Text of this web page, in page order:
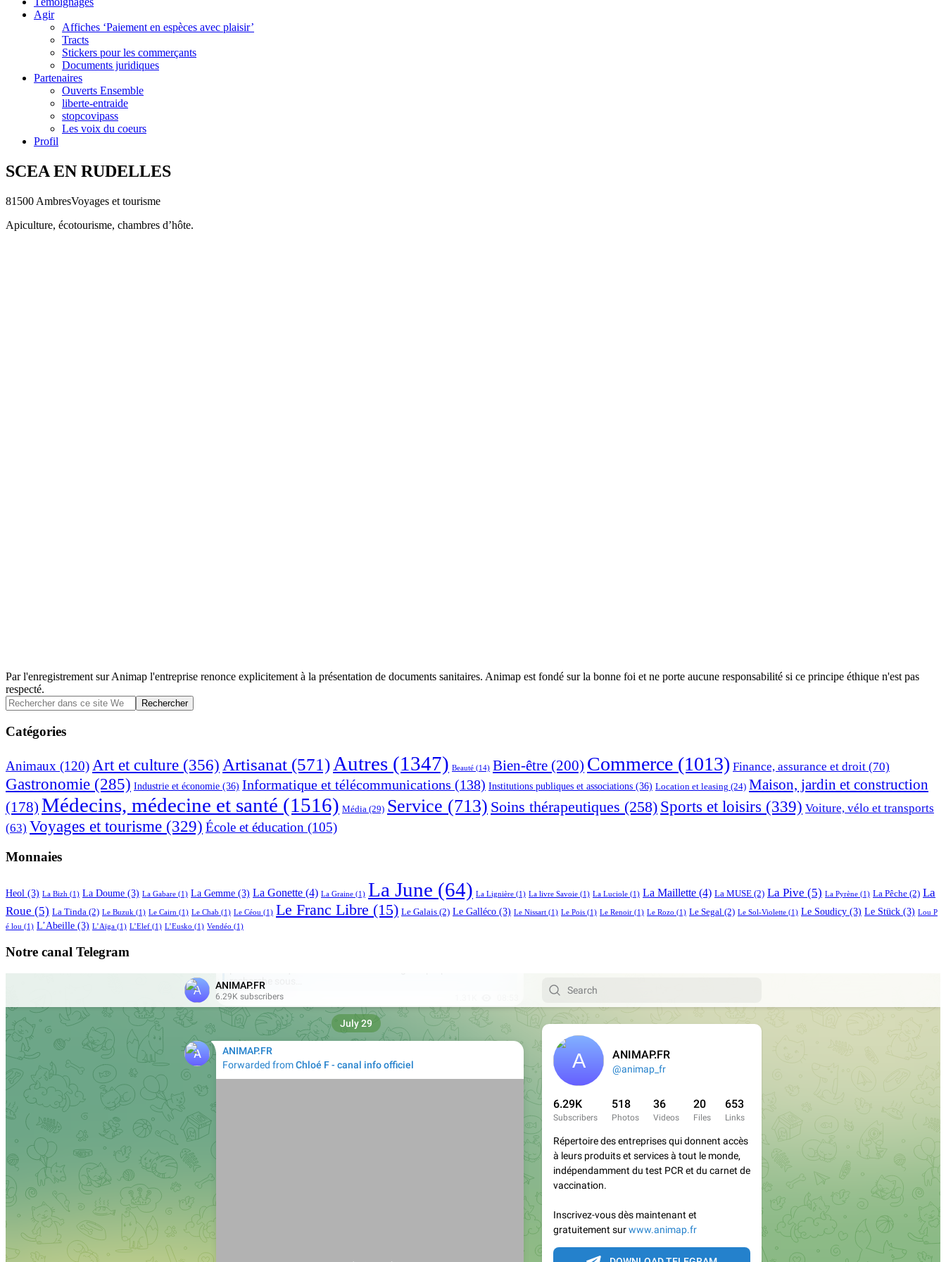
Agir
Affiches ‘Paiement en espèces avec plaisir’
Tracts
Stickers pour les commerçants
Documents juridiques
Partenaires
Ouverts Ensemble
liberte-entraide
stopcovipass
Les voix du coeurs
Profil
SCEA EN RUDELLES
81500 AmbresVoyages et tourisme
Apiculture, écotourisme, chambres d’hôte.
Par l'enregistrement sur Animap l'entreprise renonce explicitement à la présentation de documents sanitaires. Animap est fondé sur la bonne foi et ne porte aucune responsabilité si ce principe éthique n'est pas
respecté.
Barre
latérale
principale
Rechercher
dans
ce
site
Catégories
Animaux (120)Art et culture (356) Artisanat (571) Autres (1347) Beauté (14) Bien-être (200) Commerce (1013) Finance, assurance et droit (70)
Gastronomie (285) Industrie et économie (36) Informatique et télécommunications (138) Institutions publiques et associations (36) Location et leasing (24) Maison, jardin et construction
(178) Médecins, médecine et santé (1516) Média (29) Service (713) Soins thérapeutiques (258) Sports et loisirs (339) Voiture, vélo et transports
(63) Voyages et tourisme (329) École et éducation (105)
Monnaies
Heol (3) La Bizh (1) La Doume (3) La Gabare (1) La Gemme (3) La Gonette (4) La Graine (1) La June (64) La Lignière (1) La livre Savoie (1) La Luciole (1) La Maillette (4) La MUSE (2) La Pive (5) La Pyrène (1) La Pêche (2) La
Roue (5) La Tinda (2) Le Buzuk (1) Le Cairn (1) Le Chab (1) Le Céou (1) Le Franc Libre (15) Le Galais (2) Le Galléco (3) Le Nissart (1) Le Pois (1) Le Renoir (1) Le Rozo (1) Le Segal (2) Le Sol-Violette (1) Le Soudicy (3) Le Stück (3) Lou P
é lou (1) L’Abeille (3) L’Aïga (1) L’Elef (1) L’Eusko (1) Vendéo (1)
Notre canal Telegram